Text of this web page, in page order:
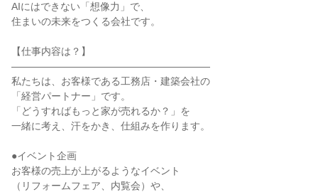
AIにはできない「想像力」で、
住まいの未来をつくる会社です。
【仕事内容は？】
――――――――――――――――――――
私たちは、お客様である工務店・建築会社の
「経営パートナー」です。
「どうすればもっと家が売れるか？」を
一緒に考え、汗をかき、仕組みを作ります。
●イベント企画
お客様の売上が上がるようなイベント
（リフォームフェア、内覧会）や、